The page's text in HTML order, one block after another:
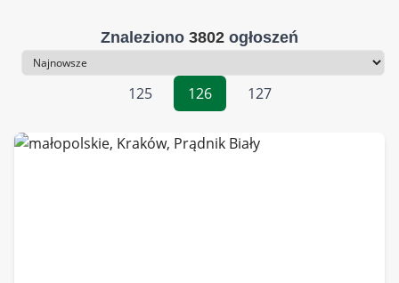
Znaleziono 3802 ogłoszeń
Sortowanie
125
126 127